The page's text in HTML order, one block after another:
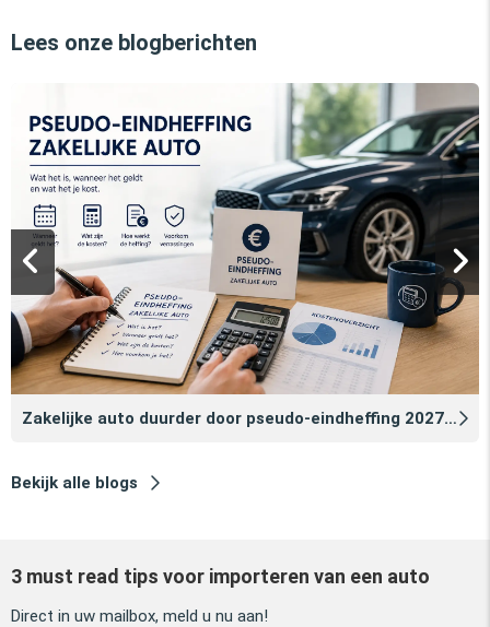
Lees onze blogberichten
Zakelijke auto duurder door pseudo‑eindheffing 2027: zo voorkomt u dat
Bekijk alle blogs
3 must read tips voor importeren van een auto
Direct in uw mailbox, meld u nu aan!